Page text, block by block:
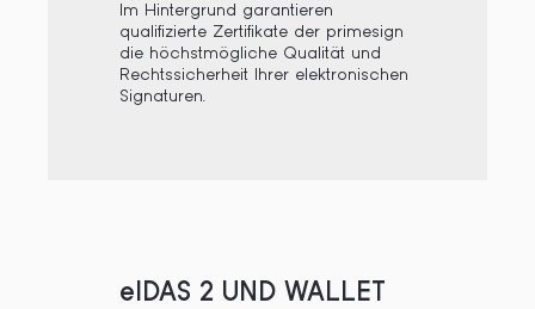
Im Hintergrund garantieren
qualifizierte Zertifikate der primesign
die höchstmögliche Qualität und
Rechtssicherheit Ihrer elektronischen
Signaturen.
eIDAS 2 UND WALLET